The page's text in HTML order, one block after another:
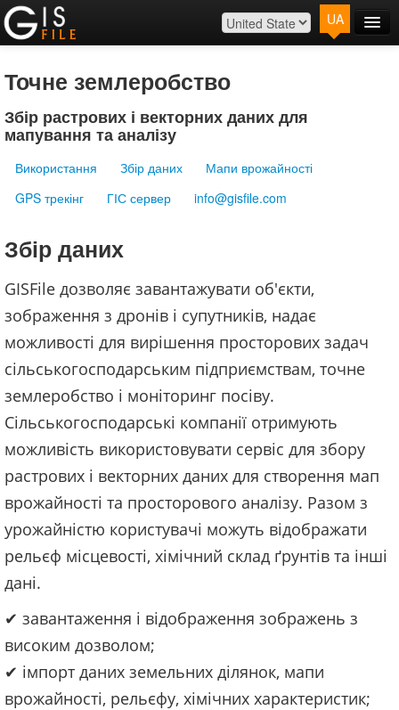
Розцінки
Контакти
Вхід
UA
Точне землеробство
Збір растрових і векторних даних для
мапування та аналізу
Використання Збір даних
Мапи врожайності
GPS трекінг
ГІС сервер info@gisfile.com
Збір даних
GISFile дозволяє завантажувати об'єкти,
зображення з дронів і супутників, надає
можливості для вирішення просторових задач
сільськогосподарським підприємствам, точне
землеробство і моніторинг посіву.
Сільськогосподарські компанії отримують
можливість використовувати сервіс для збору
растрових і векторних даних для створення мап
врожайності та просторового аналізу. Разом з
урожайністю користувачі можуть відображати
рельєф місцевості, хімічний склад ґрунтів та інші
дані.
✔ завантаження і відображення зображень з
високим дозволом;
✔ імпорт даних земельних ділянок, мапи
врожайності, рельєфу, хімічних характеристик;